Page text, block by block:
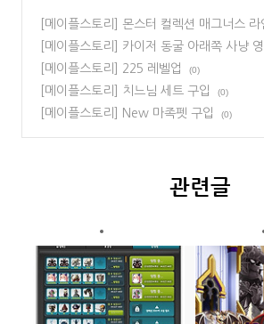
[메이플스토리] 몬스터 컬렉션 매그너스 라
성
(0)
[메이플스토리] 카이저 동굴 아래쪽 사냥
(0)[메이플스토리] 225 레벨업 (0)
[메이플스토리] 치느님 세트 구입 (0)
[메이플스토리] New 마족펫 구입 (0)
관련글